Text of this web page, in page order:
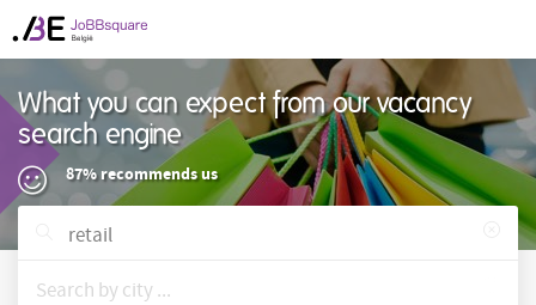
What you can expect from our vacancy
search engine
87% recommends us